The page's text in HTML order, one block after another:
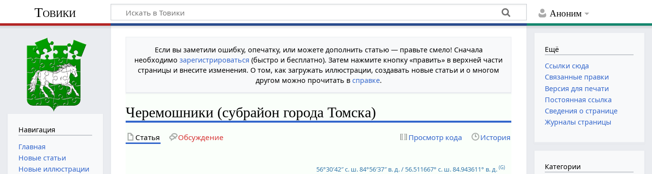
Аноним
Товики
Если вы заметили ошибку, опечатку, или можете дополнить статью — правьте смело! Сначала
необходимозарегистрироваться (быстро и бесплатно). Затем нажмите кнопку «править» в верхней части
страницы и внесите изменения. О том, как загружать иллюстрации, создавать новые статьи и о многом
другом можно прочитать в справке.
Черемошники (субрайон города Томска)
Статья Обсуждение Просмотр кода История
56°30′42″ с. ш.84°56′37″ в. д./ 56.511667° с. ш.84.943611° в. д. (G)
Навигация
Главная
Новые статьи
Новые иллюстрации
Ещё
Ссылки сюда
Связанные правки
Версия для печати
Постоянная ссылка
Сведения о странице
Журналы страницы
Категории